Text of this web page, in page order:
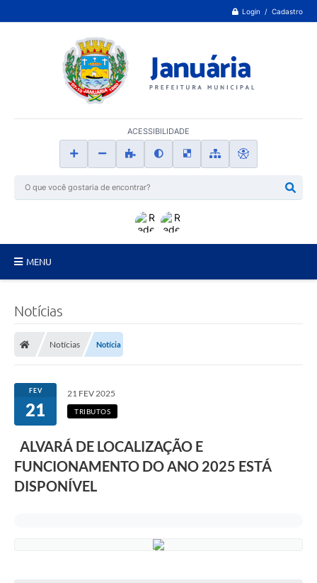
Login / Cadastro
ACESSIBILIDADE
MENU
Secretarias
Tributos
Contratos
Carta de Serviços
Notícias
Notícias Notícia
FEV
21
21 FEV 2025
TRIBUTOS
ALVARÁ DE LOCALIZAÇÃO E
FUNCIONAMENTO DO ANO 2025 ESTÁ
DISPONÍVEL